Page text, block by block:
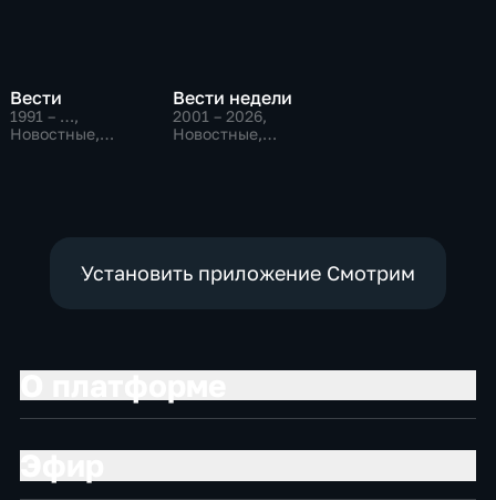
Вести
1991 – …,
Новостные,
Вести недели
2001 – 2026,
Новостные,
Установить приложение Смотрим